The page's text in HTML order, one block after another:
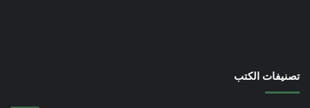
تصنيفات الكتب